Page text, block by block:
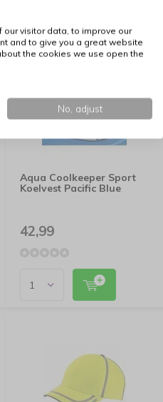
Aqua Coolkeeper Sport
Koelvest Pacific Blue
42,99
visitor data, to improve our
and to give you a great website
the cookies we use open the
No, adjust